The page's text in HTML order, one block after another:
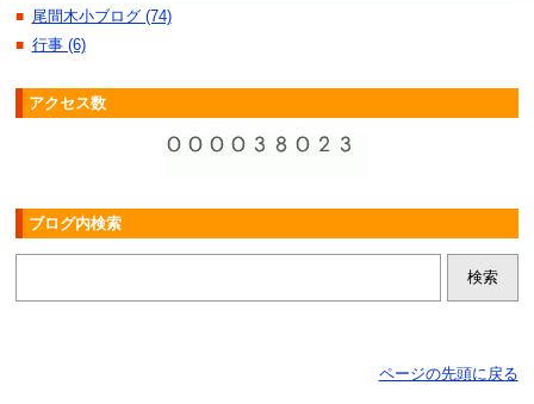
■ 尾間木小ブログ (74)
■ 行事 (6)
アクセス数
ブログ内検索
ページの先頭に戻る